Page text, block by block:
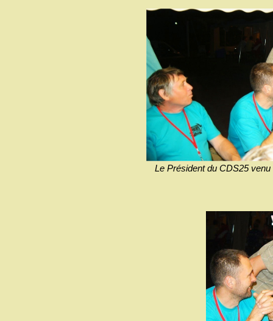
Le Président du CDS25